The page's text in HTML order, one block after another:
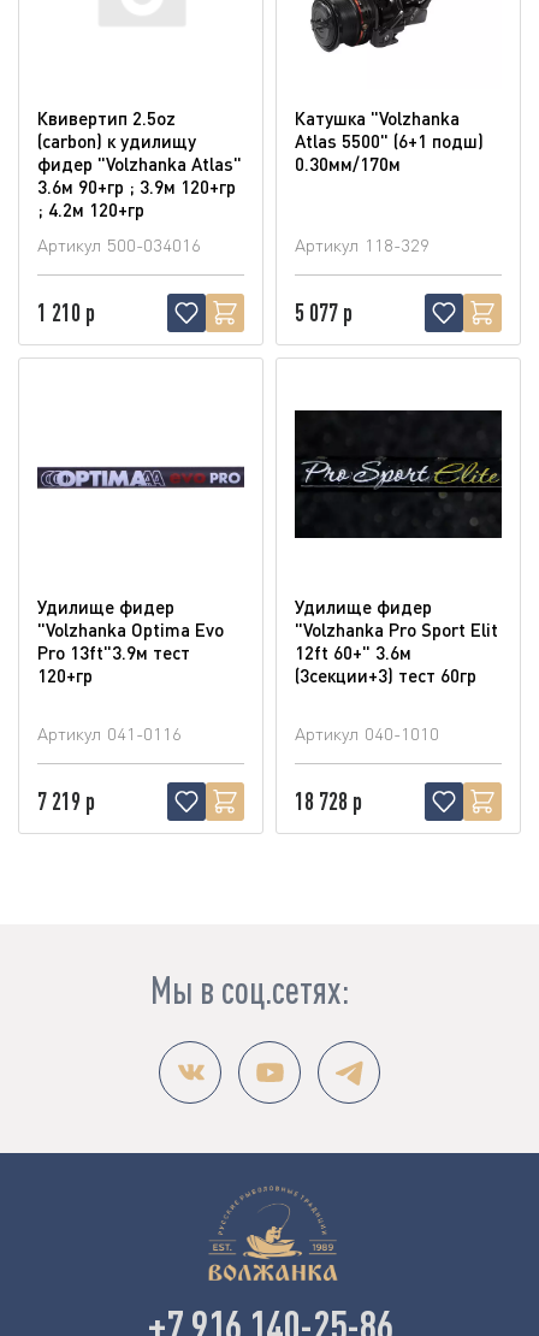
Квивертип 2.5oz
(carbon) к удилищу
фидер "Volzhanka Atlas"
3.6м 90+гр ; 3.9м 120+гр
; 4.2м 120+гр
Артикул 500-034016
1 210 р
Катушка "Volzhanka
Atlas 5500" (6+1 подш)
0.30мм/170м
Артикул 118-329
5 077 р
Удилище фидер
"Volzhanka Optima Evo
Pro 13ft"3.9м тест
120+гр
Артикул 041-0116
7 219 р
Удилище фидер
"Volzhanka Pro Sport Elit
12ft 60+" 3.6м
(3секции+3) тест 60гр
Артикул 040-1010
18 728 р
Мы в соц.сетях:
+7 916 140-25-86